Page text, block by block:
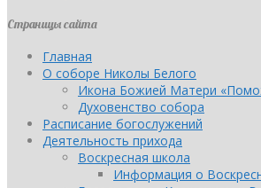
Страницы сайта
Главная
О соборе Николы Белого
Икона Божией Матери
Духовенство собора
Расписание богослужений
Деятельность прихода
Воскресная школа
Информация о